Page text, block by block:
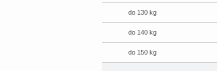
do 130 kg
do 140 kg
do 150 kg